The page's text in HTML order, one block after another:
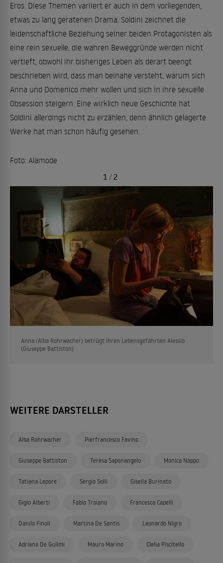
Eros. Diese Themen variiert er auch in dem vorliegenden,
etwas zu lang geratenen Drama. Soldini zeichnet die
leidenschaftliche Beziehung seiner beiden Protagonisten als
eine rein sexuelle, die wahren Beweggründe werden nicht
vertieft, obwohl ihr bisheriges Leben als derart beengt
beschrieben wird, dass man beinahe versteht, warum sich
Anna und Domenico mehr wollen und sich in ihre sexuelle
Obsession steigern. Eine wirklich neue Geschichte hat
Soldini allerdings nicht zu erzählen, denn ähnlich gelagerte
Werke hat man schon häufig gesehen.
Foto: Alamode
Anna (Alba Rohrwacher) betrügt ihren Lebensgefährten Alessio
(Giuseppe Battiston)
1 / 2
WEITERE DARSTELLER
Alba Rohrwacher Pierfrancesco Favino
Giuseppe Battiston Teresa Saponangelo Monica Nappo
Tatiana Lepore Sergio Solli Gisella Burinato
Gigio Alberti Fabio Troiano Francesca Capelli
Danilo Finoli Martina De Santis Leonardo Nigro
Adriana De Guilmi Mauro Marino Clelia Piscitello